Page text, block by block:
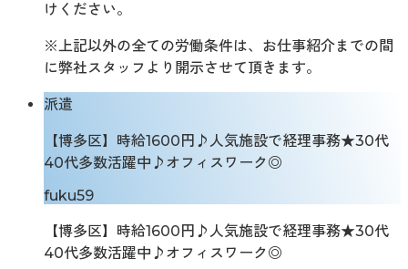
けください。
※上記以外の全ての労働条件は、お仕事紹介までの間
に弊社スタッフより開示させて頂きます。
派遣
【博多区】時給1600円♪人気施設で経理事務★30代
40代多数活躍中♪オフィスワーク◎
fuku59
【博多区】時給1600円♪人気施設で経理事務★30代
40代多数活躍中♪オフィスワーク◎